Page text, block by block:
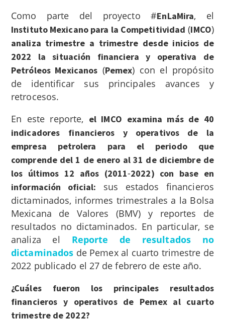
Como parte del proyecto #EnLaMira, el
Instituto Mexicano para la Competitividad (IMCO)
analiza trimestre a trimestre desde inicios de
2022 la situación financiera y operativa de
Petróleos Mexicanos (Pemex) con el propósito
de identificar sus principales avances y
retrocesos.
En este reporte, el IMCO examina más de 40
indicadores
financieros y operativos de la
empresa petrolera para el periodo que
comprende del 1 de enero al 31 de diciembre de
los últimos 12 años (2011-2022) con base en
información oficial: sus estados financieros
dictaminados, informes trimestrales a la Bolsa
Mexicana de Valores (BMV) y reportes de
resultados no dictaminados. En particular, se
analiza el Reporte de resultados no
dictaminados de Pemex al cuarto trimestre de
2022 publicado el 27 de febrero de este año.
¿Cuáles fueron los principales resultados
financieros y operativos de Pemex al cuarto
trimestre de 2022?